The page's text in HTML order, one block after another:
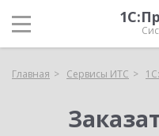
Главная Сервисы ИТС